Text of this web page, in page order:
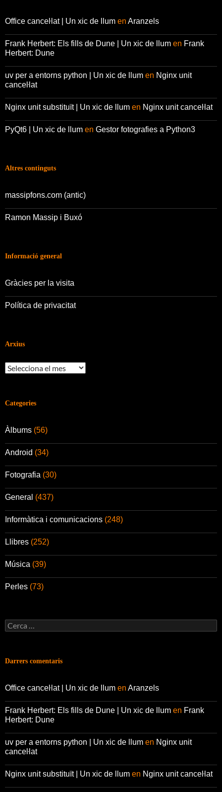
Office canceŀlat | Un xic de llum en Aranzels
Frank Herbert: Els fills de Dune | Un xic de llum en Frank
Herbert: Dune
uv per a entorns python | Un xic de llum en Nginx unit
canceŀlat
Nginx unit substituït | Un xic de llum en Nginx unit canceŀlat
PyQt6 | Un xic de llum en Gestor fotografies a Python3
Altres continguts
massipfons.com (antic)
Ramon Massip i Buxó
Informació general
Gràcies per la visita
Política de privacitat
Arxius
Arxius
Categories
Àlbums (56)
Android (34)
Fotografia (30)
General (437)
Informàtica i comunicacions (248)
Llibres (252)
Música (39)
Perles (73)
Cerca:
Darrers comentaris
Office canceŀlat | Un xic de llum en Aranzels
Frank Herbert: Els fills de Dune | Un xic de llum en Frank
Herbert: Dune
uv per a entorns python | Un xic de llum en Nginx unit
canceŀlat
Nginx unit substituït | Un xic de llum en Nginx unit canceŀlat